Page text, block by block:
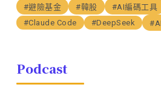
#避險基金
#韓股 #AI編碼工具
#Claude Code
#DeepSeek
Podcast